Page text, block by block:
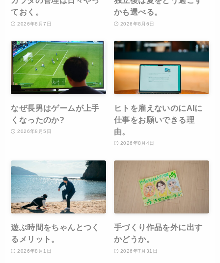
ておく。
2026年8月7日
かも選べる。
2026年8月6日
なぜ長男はゲームが上手
くなったのか?
2026年8月5日
ヒトを雇えないのにAIに
仕事をお願いできる理
由。
2026年8月4日
遊ぶ時間をちゃんとつく
るメリット。
2026年8月1日
手づくり作品を外に出す
かどうか。
2026年7月31日